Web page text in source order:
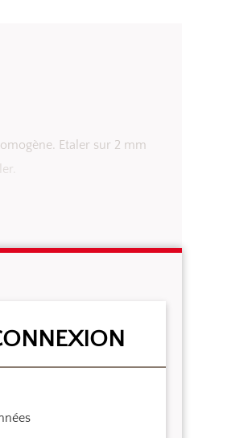
Etaler sur 2 mm